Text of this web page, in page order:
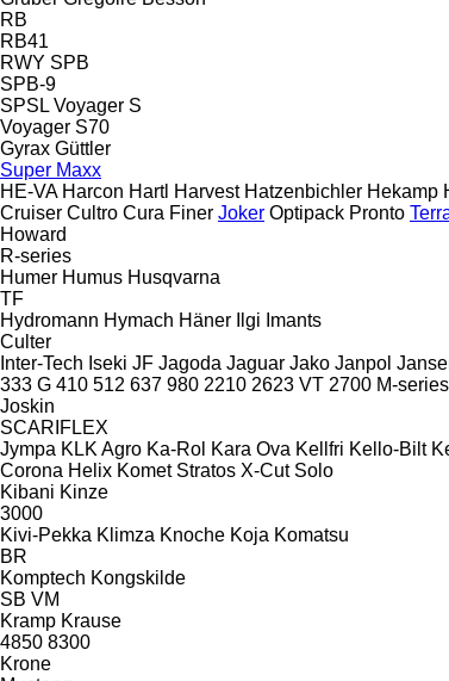
RB
RB41
RWY SPB
SPB-9
SPSL Voyager S
Voyager S70
Gyrax Güttler
Super Maxx
HE-VA Harcon Hartl Harvest Hatzenbichler Hekamp
Cruiser Cultro Cura Finer Joker Optipack Pronto
Howard
R-series
Humer Humus Husqvarna
TF
Hydromann Hymach Häner Ilgi Imants
Culter
Inter-Tech Iseki JF Jagoda Jaguar Jako Janpol
333 G 410 512 637 980 2210 2623 VT 2700 M-series
Joskin
SCARIFLEX
Jympa KLK Agro Ka-Rol Kara Ova Kellfri Kello-Bilt
Corona Helix Komet Stratos X-Cut Solo
Kibani Kinze
3000
Kivi-Pekka Klimza Knoche Koja Komatsu
BR
Komptech Kongskilde
SB VM
Kramp Krause
4850 8300
Krone